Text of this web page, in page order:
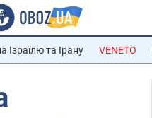
Ізраїлю та Ірану VENETO